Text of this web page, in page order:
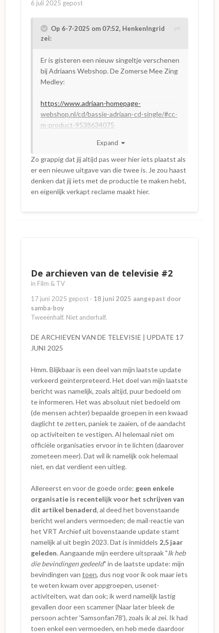
6 juli 2025 gepost
Op 6-7-2025 om 07:52, HenkenIngrid
zei:
Er is gisteren een nieuw singeltje verschenen
bij Adriaans Webshop. De Zomerse Mee Zing
Medley:
https://www.adriaan-homepage-
webshop.nl/cd/bassie-adriaan-cd-single/#cc-
m-product-9538634075
een cdeetje met twee nummers: de medley
en een zomerse versie van Benidorm,
voorzien van zomerse arrangementen. Ben
benieuwd hoe het klinkt.
Expand
Zo grappig dat jij altijd pas weer hier iets plaatst als
er een nieuwe uitgave van die twee is. Je zou haast
denken dat jij iets met de productie te maken hebt,
en eigenlijk verkapt reclame maakt hier.
De archieven van de televisie #2
in Film & TV
17 juni 2025 gepost · 18 juni 2025 aangepast door
samba-boy
Tweeënhalf. Niet anderhalf.
DE ARCHIEVEN VAN DE TELEVISIE | UPDATE 17
JUNI 2025
Hmm. Blijkbaar is een deel van mijn laatste update
verkeerd geïnterpreteerd. Het doel van mijn laatste
bericht was namelijk, zoals altijd, puur bedoeld om
te informeren. Het was absoluut niet bedoeld om
(de mensen achter) bepaalde groepen in een kwaad
daglicht te zetten, paniek te zaaien, of de aandacht
op activiteiten te vestigen. Al helemaal niet om
officiële organisaties ervoor in te lichten (daarover
zometeen meer). Dat wil ik namelijk ook helemaal
niet, en dat verdient een uitleg.
Allereerst en voor de goede orde: geen enkele
organisatie is recentelijk voor het schrijven van
dit artikel benaderd, al deed het bovenstaande
bericht wel anders vermoeden; de mail-reactie van
het VRT Archief uit bovenstaande update stamt
namelijk al uit begin 2023. Dat is inmiddels 2,5 jaar
geleden. Aangaande mijn eerdere uitspraak "Ik heb
die bevindingen gedeeld" in de laatste update: mijn
bevindingen van toen, dus nog voor ik ook maar iets
te weten kwam over appgroepen, usenet-
activiteiten, wat dan ook; ik werd namelijk lastig
gevallen door een scammer (Naar later bleek de
persoon achter 'Samsonfan78'), zoals ik al zei. Ik had
toen enkel een vermoeden, en heb mede daardoor